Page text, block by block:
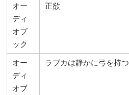
オー
ディ
オブ
ック
正欲
オー
ディ
オブ
ラブカは静かに弓を持つ